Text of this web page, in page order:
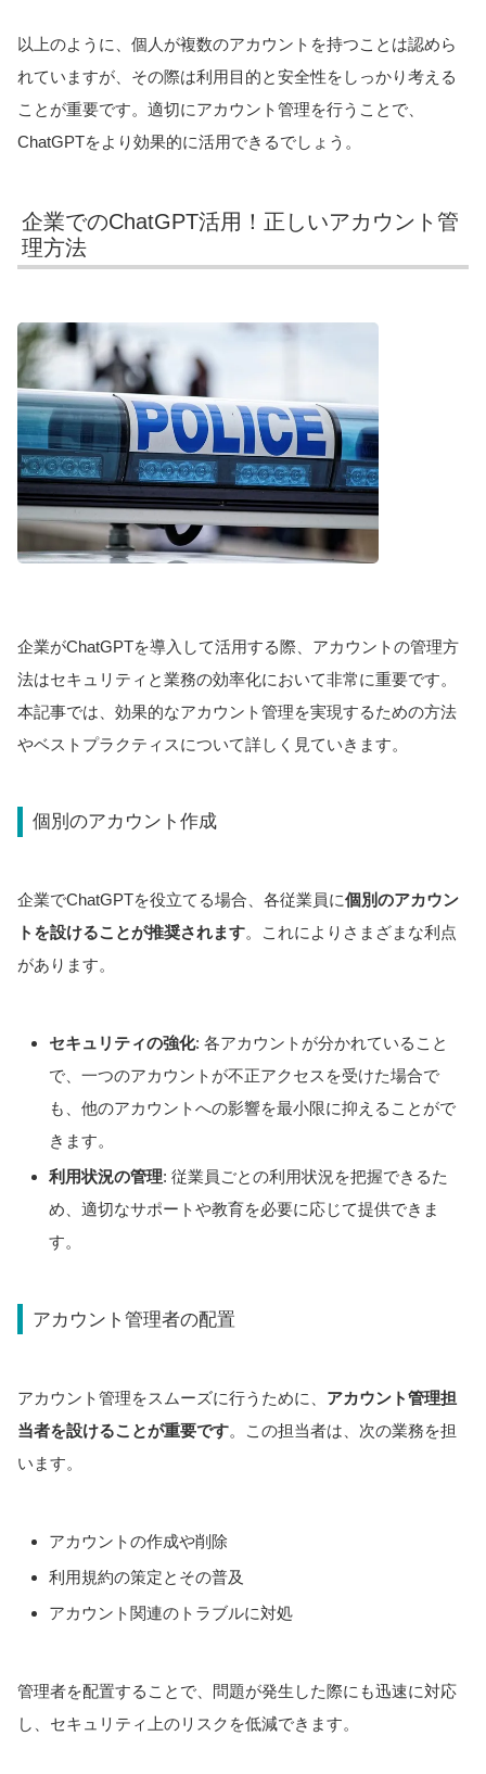
以上のように、個人が複数のアカウントを持つことは認めら
れていますが、その際は利用目的と安全性をしっかり考える
ことが重要です。適切にアカウント管理を行うことで、
ChatGPTをより効果的に活用できるでしょう。
企業でのChatGPT活用！正しいアカウント管
理方法
企業がChatGPTを導入して活用する際、アカウントの管理方
法はセキュリティと業務の効率化において非常に重要です。
本記事では、効果的なアカウント管理を実現するための方法
やベストプラクティスについて詳しく見ていきます。
個別のアカウント作成
企業でChatGPTを役立てる場合、各従業員に個別のアカウン
トを設けることが推奨されます。これによりさまざまな利点
があります。
セキュリティの強化: 各アカウントが分かれていること
で、一つのアカウントが不正アクセスを受けた場合で
も、他のアカウントへの影響を最小限に抑えることがで
きます。
利用状況の管理: 従業員ごとの利用状況を把握できるた
め、適切なサポートや教育を必要に応じて提供できま
す。
アカウント管理者の配置
アカウント管理をスムーズに行うために、 アカウント管理担
当者を設けることが重要です。この担当者は、次の業務を担
います。
アカウントの作成や削除
利用規約の策定とその普及
アカウント関連のトラブルに対処
管理者を配置することで、問題が発生した際にも迅速に対応
し、セキュリティ上のリスクを低減できます。